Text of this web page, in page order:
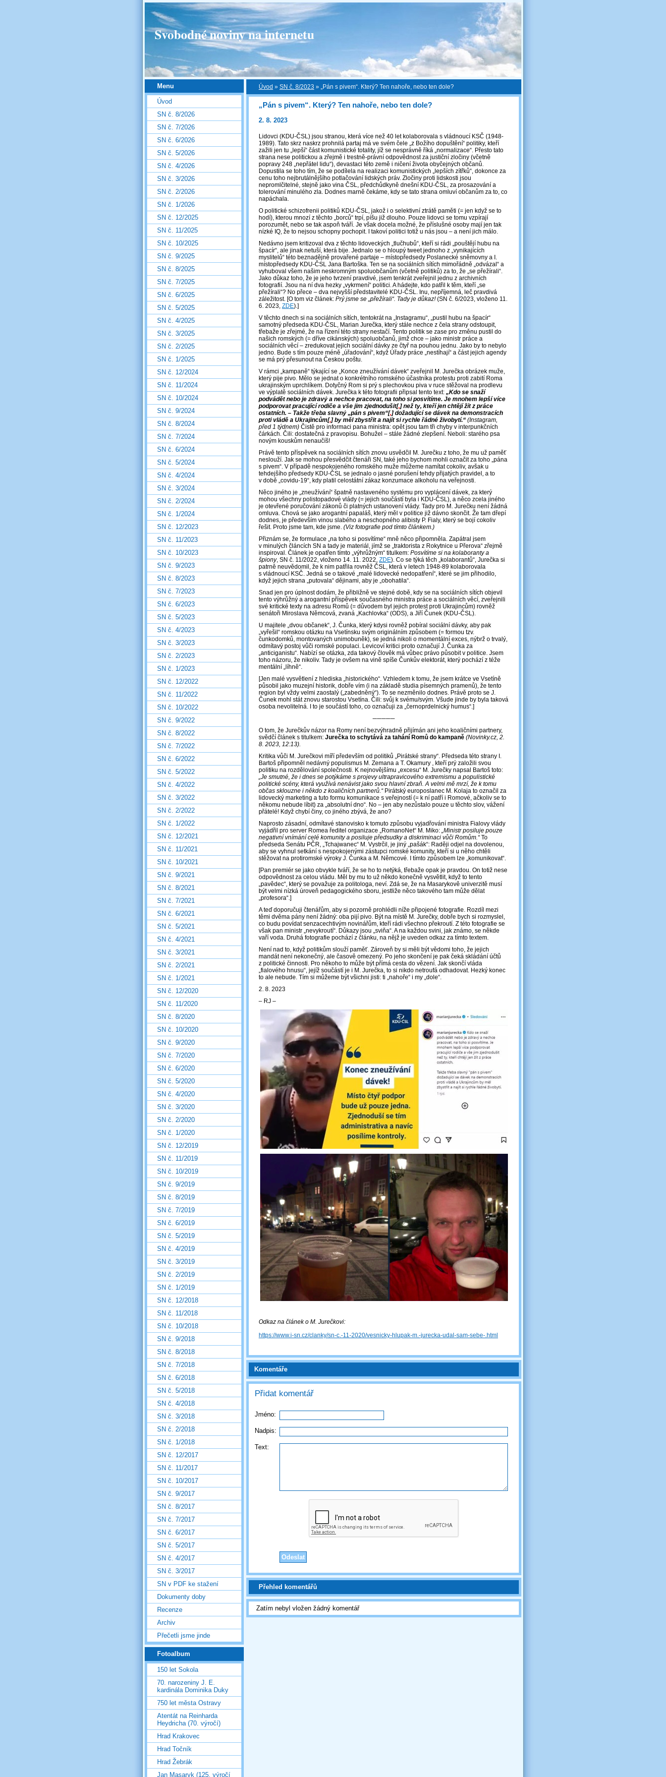
Svobodné noviny na internetu
Úvod » SN č. 8/2023 » „Pán s pivem“. Který? Ten nahoře, nebo ten dole?
„Pán s pivem“. Který? Ten nahoře, nebo ten dole?
2. 8. 2023
Lidovci (KDU-ČSL) jsou stranou, která více než 40 let kolaborovala s vládnoucí KSČ (1948-
1989). Tato skrz naskrz prohnilá partaj má ve svém čele „z Božího dopuštění“ politiky, kteří
zažili jen tu „lepší“ část komunistické totality, jíž se nesprávně říká „normalizace“. Přesto tato
strana nese politickou a zřejmě i trestně-právní odpovědnost za justiční zločiny (včetně
popravy 248 „nepřátel lidu“), devastaci této země i ničení života obyčejných občanů.
Dopustila se toho tím, že se podílela na realizaci komunistických „lepších zítřků“, dokonce za
cenu toho nejbrutálnějšího potlačování lidských práv. Zločiny proti lidskosti jsou
nepromlčitelné, stejně jako vina ČSL, předchůdkyně dnešní KDU-ČSL, za prosazování a
tolerování minulého zla. Dodnes marně čekáme, kdy se tato strana omluví občanům za to, co
napáchala.
O politické schizofrenii politiků KDU-ČSL, jakož i o selektivní ztrátě paměti (= jen když se to
hodí), kterou mnozí z těchto „borců“ trpí, píšu již dlouho. Pouze lidovci se tomu vzpírají
porozumět, nebo se tak aspoň tváří. Je však docela možné, že příslušné osoby mají jen tak
nízké IQ, že to nejsou schopny pochopit. I takoví politici totiž u nás jsou – a není jich málo.
Nedávno jsem kritizoval dva z těchto lidoveckých „tlučhubů“, kteří si rádi „pouštějí hubu na
špacír“, ale jinak netuší, která bije. Jednalo se o hloupý tweet jednoho z „vynikajících
myslitelů“ této beznadějně provařené partaje – místopředsedy Poslanecké sněmovny a I.
místopředsedy KDU-ČSL Jana Bartoška. Ten se na sociálních sítích mimořádně „odvázal“ a
vyhuboval všem našim neskromným spoluobčanům (včetně politiků) za to, že „se přežírali“.
Jako důkaz toho, že je jeho tvrzení pravdivé, jsem tenkrát zveřejnil jednu z archivních
fotografií. Jsou na ní dva hezky „vykrmení“ politici. A hádejte, kdo patřil k těm, kteří „se
přežírali“? No přece – dva nejvyšší představitelé KDU-ČSL. Inu, nepříjemná, leč pravdivá
záležitost. [O tom viz článek: Prý jsme se „přežírali“. Tady je důkaz!(SN č. 6/2023, vloženo 11.
6. 2023, ZDE).]
V těchto dnech si na sociálních sítích, tentokrát na „Instagramu“, „pustil hubu na špacír“
samotný předseda KDU-ČSL, Marian Jurečka, který stále nechce z čela strany odstoupit,
třebaže je zřejmé, že na řízení této strany nestačí. Tento politik se zase pro změnu pustil do
našich romských (= dříve cikánských) spoluobčanů, jimž chce – jako ministr práce a
sociálních věcí – zredukovat jejich sociální dávky ze čtyř na pouhou jednu. Jako by to nebylo
jedno. Bude s tím pouze méně „úřadování“, když Úřady práce „nestíhají“ a část jejich agendy
se má prý přesunout na Českou poštu.
V rámci „kampaně“ týkající se „Konce zneužívání dávek“ zveřejnil M. Jurečka obrázek muže,
který pije pivo. Mělo se jednat o konkrétního romského účastníka protestu proti zabití Roma
ukrajinským uprchlíkem. Dotyčný Rom si prý s plechovkou piva v ruce stěžoval na prodlevu
ve výplatě sociálních dávek. Jurečka k této fotografii připsal tento text: „Kdo se snaží
podvádět nebo je zdravý a nechce pracovat, na toho si posvítíme. Je mnohem lepší více
podporovat pracující rodiče a vše jim zjednodušit[,] než ty, kteří jen chtějí žít z práce
ostatních. – Takže třeba slavný „pán s pivem“[,] dožadující se dávek na demonstracích
proti vládě a Ukrajincům[,] by měl zbystřit a najít si rychle řádné živobytí.“ (Instagram,
před 1 týdnem) Čistě pro informaci pana ministra: opět jsou tam tři chyby v interpunkčních
čárkách. Čili: dostatečná z pravopisu. Bohužel ‒ stále žádné zlepšení. Neboli: starého psa
novým kouskům nenaučíš!
Právě tento příspěvek na sociálních sítích znovu usvědčil M. Jurečku z toho, že mu už paměť
neslouží. Jak se mohou přesvědčit čtenáři SN, také jeho bychom mohli označit za toho „pána
s pivem“. V případě nespokojeného romského muže můžeme namítat cokoliv, avšak u
tehdejšího předsedy KDU-ČSL se jednalo o jasné porušení tehdy přijatých pravidel, a to
v době „covidu-19“, kdy platil celostátní zákaz konzumace alkoholu na veřejnosti.
Něco jiného je „zneužívání“ špatně nastaveného systému pro vyplácení dávek, za který
mohou všechny polistopadové vlády (= jejich součástí byla i KDU-ČSL), a něco zcela jiného
je otevřené poručování zákonů či platných ustanovení vlády. Tady pro M. Jurečku není žádná
omluva. Chová se jako arogantní papaláš, který měl v politice již dávno skončit. Že tam dřepí
dodnes, je především vinou slabého a neschopného alibisty P. Fialy, který se bojí cokoliv
řešit. Proto jsme tam, kde jsme. (Viz fotografie pod tímto článkem.)
Přiznám se, že formulace „na toho si posvítíme“ mně něco připomněla. Zapátral jsem
v minulých článcích SN a tady je materiál, jímž se „traktorista z Rokytnice u Přerova“ zřejmě
inspiroval. Článek je opatřen tímto „výhrůžným“ titulkem: Posvítíme si na kolaboranty a
špiony, SN č. 11/2022, vloženo 14. 11. 2022, ZDE). Co se týká těch „kolaborantů“, Jurečka si
patrně neuvědomil, že k nim patřila rovněž ČSL, která v letech 1948-89 kolaborovala
s vládnoucí KSČ. Jedná se o takové „malé lidovecké nedopatření“, které se jim přihodilo,
když jejich strana „putovala“ dějinami, aby je „obohatila“.
Snad jen pro úplnost dodám, že přibližně ve stejné době, kdy se na sociálních sítích objevil
tento výhrůžný a arogantní příspěvek současného ministra práce a sociálních věcí, zveřejnili
své kritické texty na adresu Romů (= důvodem byl jejich protest proti Ukrajincům) rovněž
senátoři Miroslava Němcová, zvaná „Kachlovka“ (ODS), a Jiří Čunek (KDU-ČSL).
U majitele „dvou občanek“, J. Čunka, který kdysi rovněž pobíral sociální dávky, aby pak
„vyřešil“ romskou otázku na Vsetínsku svým originálním způsobem (= formou tzv.
čunkodomků, montovaných unimobuněk), se jedná nikoli o momentální exces, nýbrž o trvalý,
odmítavý postoj vůči romské populaci. Levicoví kritici proto označují J. Čunka za
„anticiganistu“. Nabízí se otázka, zda takový člověk má vůbec právo působit v politice. Jsem
toho názoru, že nikoliv. Tady je ovšem na vině spíše Čunkův elektorát, který pochází z téže
mentální „líhně“.
[Jen malé vysvětlení z hlediska „historického“. Vzhledem k tomu, že jsem krátce ve Vsetíně
působil jako muzejní historik, dobře vím (i na základě studia písemných pramenů), že tento
region byl vždy velmi zaostalý („zabedněný“). To se nezměnilo dodnes. Právě proto se J.
Čunek mohl stát znovu starostou Vsetína. Čili: svůj k svému/svým. Všude jinde by byla taková
osoba nevolitelná. I to je součástí toho, co označuji za „černoprdelnický humus“.]
─────
O tom, že Jurečkův názor na Romy není bezvýhradně přijímán ani jeho koaličními partnery,
svědčí článek s titulkem: Jurečka to schytává za tahání Romů do kampaně (Novinky.cz, 2.
8. 2023, 12:13).
Kritika vůči M. Jurečkovi míří především od politiků „Pirátské strany“. Předseda této strany I.
Bartoš připomněl nedávný populismus M. Zemana a T. Okamury , kteří prý založili svou
politiku na rozdělování společnosti. K nejnovějšímu „excesu“ M. Jurečky napsal Bartoš toto:
„Je smutné, že i dnes se potýkáme s projevy ultrapravicového extremismu a populistické
politické scény, která využívá nenávist jako svou hlavní zbraň. A velmi mě mrzí, že k tomu
občas sklouzne i někdo z koaličních partnerů.“Pirátský europoslanec M. Kolaja to označil za
lidovecký marketing a tuto formu komunikace s veřejností (= k ní patří i Romové, ačkoliv se to
někomu nebude líbit) za „absolutní dno“. No – jen aby nezůstalo pouze u těchto slov, vážení
přátelé! Když chybí činy, co jiného zbývá, že ano?
Naprosto zásadní, odmítavé stanovisko k tomuto způsobu vyjadřování ministra Fialovy vlády
vyjádřil pro server Romea ředitel organizace „RomanoNet“ M. Miko: „Ministr posiluje pouze
negativní vnímání celé komunity a posiluje předsudky a diskriminaci vůči Romům.“To
předseda Senátu PČR, „Tchajwanec“ M. Vystrčil, je jiný „pašák“: Raději odjel na dovolenou,
aby se vyhnul setkání s nespokojenými zástupci romské komunity, kteří si u něho chtěli
stěžovat na protiromské výroky J. Čunka a M. Němcové. I tímto způsobem lze „komunikovat“.
[Pan premiér se jako obvykle tváří, že se ho to netýká, třebaže opak je pravdou. On totiž nese
odpovědnost za celou vládu. Měl by mu to už někdo konečně vysvětlit, když to tento
„pavědec“, který se považuje za politologa, neví. Zdá se, že na Masarykově univerzitě musí
být velmi nízká úroveň pedagogického sboru, jestliže něco takového tam může dělat
„profesora“.]
A teď doporučuji čtenářům, aby si pozorně prohlédli níže připojené fotografie. Rozdíl mezi
těmi dvěma pány není žádný: oba pijí pivo. Být na místě M. Jurečky, dobře bych si rozmyslel,
co budu povídat senzacechtivým novinářům, kteří rádi všechno překroutí. Z této fotografie se
však pan ministr „nevykroutí“. Důkazy jsou „sviňa“. A na každou svini, jak známo, se někde
vaří voda. Druhá fotografie pochází z článku, na nějž je uveden odkaz za tímto textem.
Není nad to, když politikům slouží paměť. Zároveň by si měli být vědomi toho, že jejich
mandát není nekonečný, ale časově omezený. Po jeho skončení je pak čeká skládání účtů
z politické činnosti. Pro někoho to může být přímá cesta do vězení. Jak skončí vláda
„fialového hnusu“, jejíž součástí je i M. Jurečka, to si nikdo netroufá odhadovat. Hezký konec
to ale nebude. Tím si můžeme být všichni jisti: ti „nahoře“ i my „dole“.
2. 8. 2023
‒ RJ ‒
Odkaz na článek o M. Jurečkovi:
https://www.i-sn.cz/clanky/sn-c.-11-2020/vesnicky-hlupak-m.-jurecka-udal-sam-sebe-.html
Komentáře
Přidat komentář
Jméno:
Nadpis:
Text:
Přehled komentářů
Zatím nebyl vložen žádný komentář
Menu
Úvod
SN č. 8/2026
SN č. 7/2026
SN č. 6/2026
SN č. 5/2026
SN č. 4/2026
SN č. 3/2026
SN č. 2/2026
SN č. 1/2026
SN č. 12/2025
SN č. 11/2025
SN č. 10/2025
SN č. 9/2025
SN č. 8/2025
SN č. 7/2025
SN č. 6/2025
SN č. 5/2025
SN č. 4/2025
SN č. 3/2025
SN č. 2/2025
SN č. 1/2025
SN č. 12/2024
SN č. 11/2024
SN č. 10/2024
SN č. 9/2024
SN č. 8/2024
SN č. 7/2024
SN č. 6/2024
SN č. 5/2024
SN č. 4/2024
SN č. 3/2024
SN č. 2/2024
SN č. 1/2024
SN č. 12/2023
SN č. 11/2023
SN č. 10/2023
SN č. 9/2023
SN č. 8/2023
SN č. 7/2023
SN č. 6/2023
SN č. 5/2023
SN č. 4/2023
SN č. 3/2023
SN č. 2/2023
SN č. 1/2023
SN č. 12/2022
SN č. 11/2022
SN č. 10/2022
SN č. 9/2022
SN č. 8/2022
SN č. 7/2022
SN č. 6/2022
SN č. 5/2022
SN č. 4/2022
SN č. 3/2022
SN č. 2/2022
SN č. 1/2022
SN č. 12/2021
SN č. 11/2021
SN č. 10/2021
SN č. 9/2021
SN č. 8/2021
SN č. 7/2021
SN č. 6/2021
SN č. 5/2021
SN č. 4/2021
SN č. 3/2021
SN č. 2/2021
SN č. 1/2021
SN č. 12/2020
SN č. 11/2020
SN č. 8/2020
SN č. 10/2020
SN č. 9/2020
SN č. 7/2020
SN č. 6/2020
SN č. 5/2020
SN č. 4/2020
SN č. 3/2020
SN č. 2/2020
SN č. 1/2020
SN č. 12/2019
SN č. 11/2019
SN č. 10/2019
SN č. 9/2019
SN č. 8/2019
SN č. 7/2019
SN č. 6/2019
SN č. 5/2019
SN č. 4/2019
SN č. 3/2019
SN č. 2/2019
SN č. 1/2019
SN č. 12/2018
SN č. 11/2018
SN č. 10/2018
SN č. 9/2018
SN č. 8/2018
SN č. 7/2018
SN č. 6/2018
SN č. 5/2018
SN č. 4/2018
SN č. 3/2018
SN č. 2/2018
SN č. 1/2018
SN č. 12/2017
SN č. 11/2017
SN č. 10/2017
SN č. 9/2017
SN č. 8/2017
SN č. 7/2017
SN č. 6/2017
SN č. 5/2017
SN č. 4/2017
SN č. 3/2017
SN v PDF ke stažení
Dokumenty doby
Recenze
Archiv
Přečetli jsme jinde
Fotoalbum
150 let Sokola
70. narozeniny J. E.
kardinála Dominika Duky
750 let města Ostravy
Atentát na Reinharda
Heydricha (70. výročí)
Hrad Krakovec
Hrad Točník
Hrad Žebrák
Jan Masaryk (125. výročí